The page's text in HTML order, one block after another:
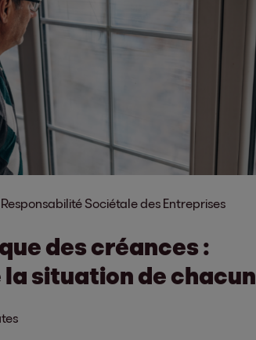
Responsabilité Sociétale des Entreprises
des créances :
situation de chacun